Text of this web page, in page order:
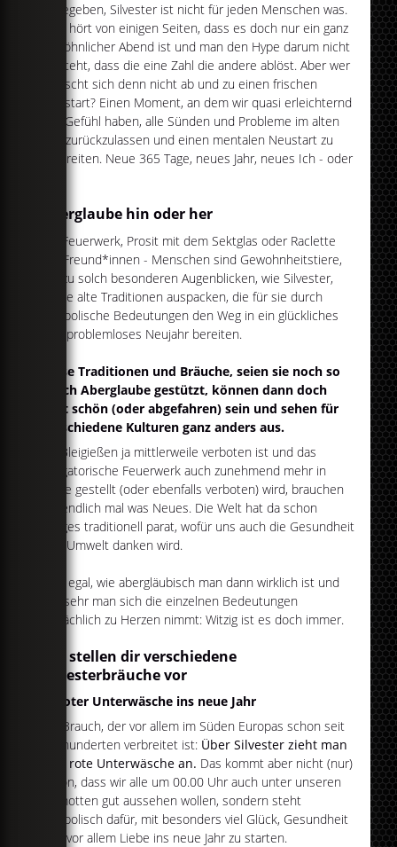
Zugegeben, Silvester ist nicht für jeden Menschen was.
Man hört von einigen Seiten, dass es doch nur ein ganz
gewöhnlicher Abend ist und man den Hype darum nicht
versteht, dass die eine Zahl die andere ablöst. Aber wer
wünscht sich denn nicht ab und zu einen frischen
Neustart? Einen Moment, an dem wir quasi erleichternd
das Gefühl haben, alle Sünden und Probleme im alten
Jahr zurückzulassen und einen mentalen Neustart zu
bestreiten. Neue 365 Tage, neues Jahr, neues Ich - oder
Aberglaube hin oder her
Ob Feuerwerk, Prosit mit dem Sektglas oder Raclette
mit Freund*innen - Menschen sind Gewohnheitstiere,
die zu solch besonderen Augenblicken, wie Silvester,
gerne alte Traditionen auspacken, die für sie durch
symbolische Bedeutungen den Weg in ein glückliches
und problemloses Neujahr bereiten.
Diese Traditionen und Bräuche, seien sie noch so
durch Aberglaube gestützt, können dann doch
echt schön (oder abgefahren) sein und sehen für
verschiedene Kulturen ganz anders aus.
Da Bleigießen ja mittlerweile verboten ist und das
obligatorische Feuerwerk auch zunehmend mehr in
Frage gestellt (oder ebenfalls verboten) wird, brauchen
wir endlich mal was Neues. Die Welt hat da schon
einiges traditionell parat, wofür uns auch die Gesundheit
und Umwelt danken wird.
Und egal, wie abergläubisch man dann wirklich ist und
wie sehr man sich die einzelnen Bedeutungen
tatsächlich zu Herzen nimmt: Witzig ist es doch immer.
Wir stellen dir verschiedene
Silvesterbräuche vor
In roter Unterwäsche ins neue Jahr
Ein Brauch, der vor allem im Süden Europas schon seit
Jahrhunderten verbreitet ist: Über Silvester zieht man
hier rote Unterwäsche an. Das kommt aber nicht (nur)
davon, dass wir alle um 00.00 Uhr auch unter unseren
Klamotten gut aussehen wollen, sondern steht
symbolisch dafür, mit besonders viel Glück, Gesundheit
und vor allem Liebe ins neue Jahr zu starten.